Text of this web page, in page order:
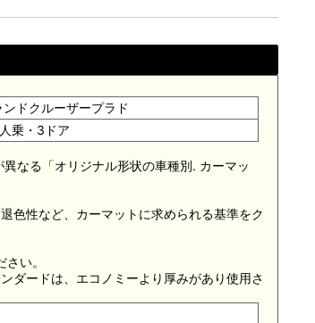
ンドクルーザープラド
乗・3ドア
なる「オリジナル形状の車種別. カーマッ
色性など、カーマットに求められる基準をク
い。
ダードは、エコノミーより厚みがあり使用さ